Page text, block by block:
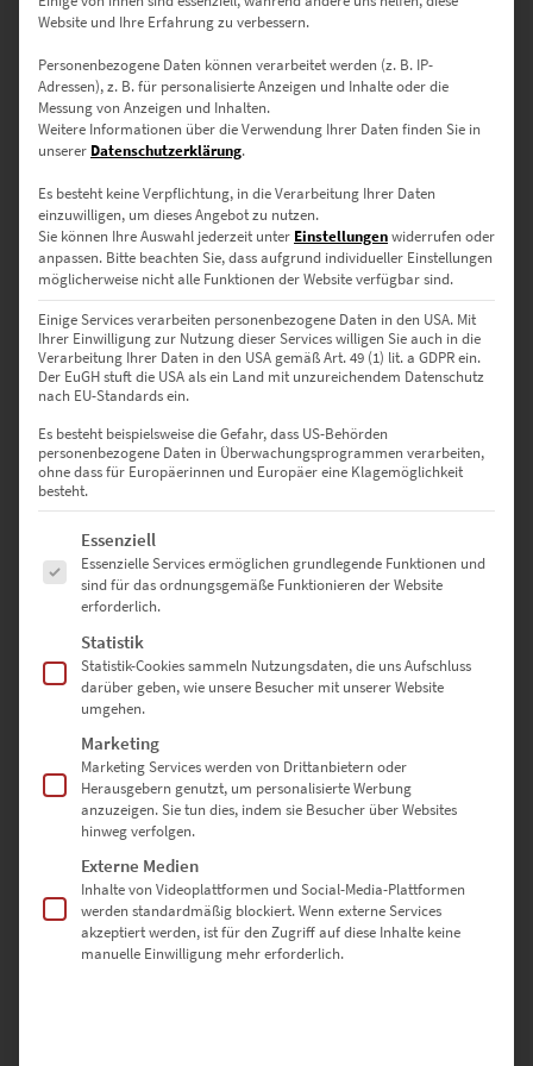
▪ 30 x 20 cm – Ideal für kleine Nischen, Homeoffice oder als Teil einer
▪ 45 x 30 cm – Perfekt für Flur, Arbeitszimmer oder moderne
Küchen.
▪ 60 x 40 cm – Harmoniert wunderbar mit mittelgroßen Wänden in
Wohnräumen.
Empfangstresen.
▪ 90 x 60 cm – Für stilvolle Konferenzräume, Kanzleien oder
Galerien.
▪ 120 x 80 cm – Großzügiges Format für Büros, Wartezonen oder
moderne Loftwohnungen.
▪ 135 x 90 cm – Perfekt für Ausstellungsflächen oder eindrucksvolle
Wandakzente.
▪ 150 x 100 cm – Für alle, die maximale Wirkung erzielen möchten.
Anfrage. Nutze dafür unser Kontaktformular– wir beraten dich
persönlich und unkompliziert!
Deine Vorteile bei Hochwertige-
Wandbilder.de
✅ Vielfältige Ausführungen & Größen für dein perfektes
Raumkonzept.
✅ Hochwertige Druckqualität, brillante Farben & langlebige
Materialien.
✅ Vielseitig einsetzbar: Wohnzimmer, Büros, Ausstellungen oder als
exquisites Geschenk.
✅ Einfache Montage: Acrylglasbilder mit vormontierter Schiene,
Leinwände mit Aufhängern – alles bereit zum Aufhängen.
✅ Sorgfältig verpackt & zuverlässig geliefert direkt zu dir nach
Jetzt das EZ01088 Koblenzer Tor At the Speed of Light sichern –
ein harmonischer Mix aus Historie und moderner Dynamik für
Website und Ihre Erfahrung zu verbessern.
Personenbezogene Daten können verarbeitet werden (z. B. IP-
Adressen), z. B. für personalisierte Anzeigen und Inhalte oder die
Messung von Anzeigen und Inhalten.
Weitere Informationen über die Verwendung Ihrer Daten finden Sie in
unserer Datenschutzerklärung.
Es besteht keine Verpflichtung, in die Verarbeitung Ihrer Daten
einzuwilligen, um dieses Angebot zu nutzen.
Sie können Ihre Auswahl jederzeit unter Einstellungenwiderrufen oder
anpassen. Bitte beachten Sie, dass aufgrund individueller Einstellungen
möglicherweise nicht alle Funktionen der Website verfügbar sind.
Einige Services verarbeiten personenbezogene Daten in den USA. Mit
Ihrer Einwilligung zur Nutzung dieser Services willigen Sie auch in die
Verarbeitung Ihrer Daten in den USA gemäß Art. 49 (1) lit. a GDPR ein.
Der EuGH stuft die USA als ein Land mit unzureichendem Datenschutz
nach EU-Standards ein.
Es besteht beispielsweise die Gefahr, dass US-Behörden
personenbezogene Daten in Überwachungsprogrammen verarbeiten,
ohne dass für Europäerinnen und Europäer eine Klagemöglichkeit
besteht.
Es folgt eine Liste der Service-Gruppen, für die eine Einwilligung
Essenziell
Essenzielle Services ermöglichen grundlegende Funktionen und
sind für das ordnungsgemäße Funktionieren der Website
erforderlich.
Statistik
Statistik-Cookies sammeln Nutzungsdaten, die uns Aufschluss
darüber geben, wie unsere Besucher mit unserer Website
umgehen.
Marketing
Marketing Services werden von Drittanbietern oder
Herausgebern genutzt, um personalisierte Werbung
anzuzeigen. Sie tun dies, indem sie Besucher über Websites
hinweg verfolgen.
Externe Medien
Inhalte von Videoplattformen und Social-Media-Plattformen
werden standardmäßig blockiert. Wenn externe Services
akzeptiert werden, ist für den Zugriff auf diese Inhalte keine
manuelle Einwilligung mehr erforderlich.